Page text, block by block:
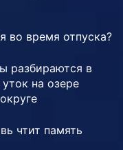
во время отпуска?
разбираются в
на озере
чтит память